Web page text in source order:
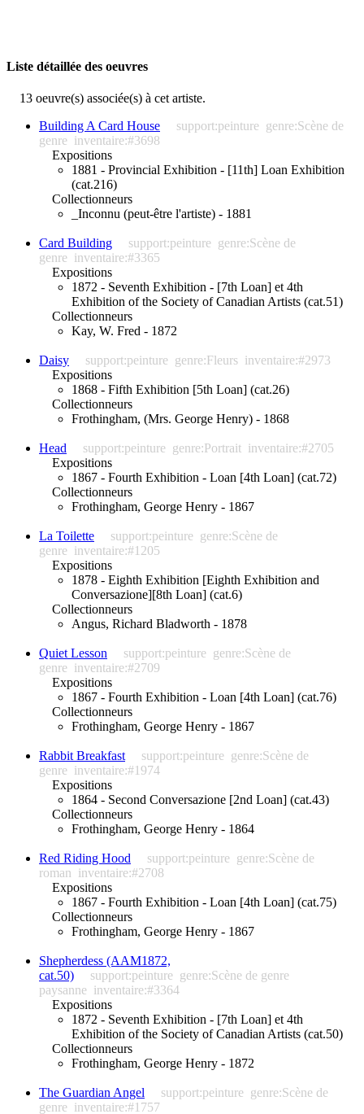
Liste détaillée des oeuvres
13 oeuvre(s) associée(s) à cet artiste.
Building A Card House
support:peinture genre:Scène de
genre inventaire:#3698
Expositions
1881 - Provincial Exhibition - [11th] Loan Exhibition
(cat.216)
Collectionneurs
_Inconnu (peut-être l'artiste) - 1881
Card Building support:peinture genre:Scène de
genre inventaire:#3365
Expositions
1872 - Seventh Exhibition - [7th Loan] et 4th
Exhibition of the Society of Canadian Artists (cat.51)
Collectionneurs
Kay, W. Fred - 1872
Daisy support:peinture genre:Fleurs inventaire:#2973
Expositions
1868 - Fifth Exhibition [5th Loan] (cat.26)
Collectionneurs
Frothingham, (Mrs. George Henry) - 1868
Head support:peinture genre:Portrait inventaire:#2705
Expositions
1867 - Fourth Exhibition - Loan [4th Loan] (cat.72)
Collectionneurs
Frothingham, George Henry - 1867
La Toilette support:peinture genre:Scène de
genre inventaire:#1205
Expositions
1878 - Eighth Exhibition [Eighth Exhibition and
Conversazione][8th Loan] (cat.6)
Collectionneurs
Angus, Richard Bladworth - 1878
Quiet Lesson support:peinture genre:Scène de
genre inventaire:#2709
Expositions
1867 - Fourth Exhibition - Loan [4th Loan] (cat.76)
Collectionneurs
Frothingham, George Henry - 1867
Rabbit Breakfast support:peinture genre:Scène de
genre inventaire:#1974
Expositions
1864 - Second Conversazione [2nd Loan] (cat.43)
Collectionneurs
Frothingham, George Henry - 1864
Red Riding Hood support:peinture genre:Scène de
roman inventaire:#2708
Expositions
1867 - Fourth Exhibition - Loan [4th Loan] (cat.75)
Collectionneurs
Frothingham, George Henry - 1867
Shepherdess (AAM1872,
cat.50)
support:peinture genre:Scène de genre
paysanne inventaire:#3364
Expositions
1872 - Seventh Exhibition - [7th Loan] et 4th
Exhibition of the Society of Canadian Artists (cat.50)
Collectionneurs
Frothingham, George Henry - 1872
The Guardian Angel support:peinture genre:Scène de
genre inventaire:#1757